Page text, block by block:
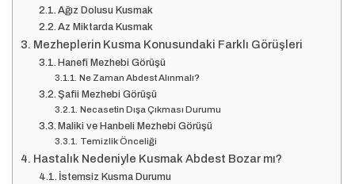
Ağız Dolusu Kusmak
Az Miktarda Kusmak
Mezheplerin Kusma Konusundaki Farklı Görüşleri
Hanefi Mezhebi Görüşü
Ne Zaman Abdest Alınmalı?
Şafii Mezhebi Görüşü
Necasetin Dışa Çıkması Durumu
Maliki ve Hanbeli Mezhebi Görüşü
Temizlik Önceliği
Hastalık Nedeniyle Kusmak Abdest Bozar mı?
İstemsiz Kusma Durumu